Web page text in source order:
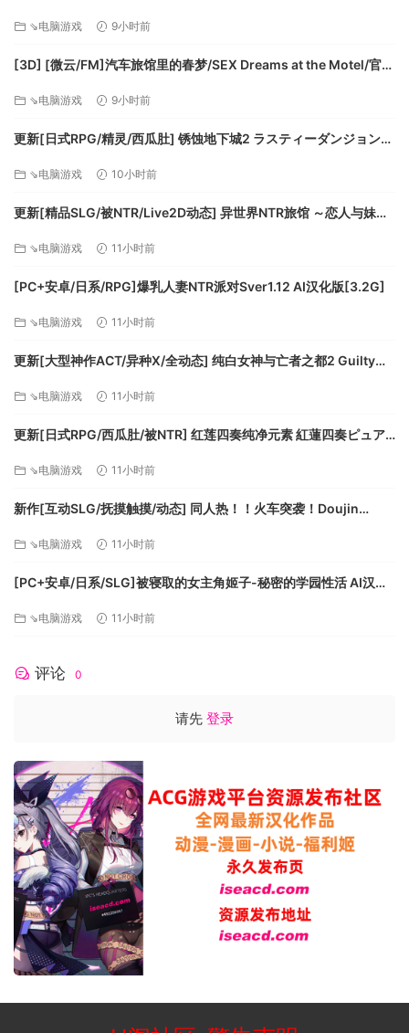
● 与众不同的“弹反类”动作游戏，获取极致的“打铁”体验。
● 杂糅了写意画、水彩画、油画技法等多种表现手法的国风美
术。
● 抗倭将领、中日海盗、朝廷等诸多势力中的历史人物都将现
身。
● 物产丰盛的烹饪系统，在战斗之余领略中式餐食的魅力。
⇘电脑游戏 9小时前
[3D] [微云/FM]汽车旅馆里的春梦/SEX Dreams at the Motel/官中
⇘电脑游戏 9小时前
更新[日式RPG/精灵/西瓜肚] 锈蚀地下城2 ラスティーダンジョン2
⇘电脑游戏 10小时前
更新[精品SLG/被NTR/Live2D动态] 异世界NTR旅馆 ～恋人与妹妹
⇘电脑游戏 11小时前
[PC+安卓/日系/RPG]爆乳人妻NTR派对Sver1.12 AI汉化版[3.2G]
⇘电脑游戏 11小时前
更新[大型神作ACT/异种X/全动态] 纯白女神与亡者之都2 Guilty
⇘电脑游戏 11小时前
更新[日式RPG/西瓜肚/被NTR] 红莲四奏纯净元素 紅蓮四奏ピュア
⇘电脑游戏 11小时前
新作[互动SLG/抚摸触摸/动态] 同人热！！火车突袭！Doujin
⇘电脑游戏 11小时前
[PC+安卓/日系/SLG]被寝取的女主角姬子-秘密的学园性活 AI汉化
⇘电脑游戏 11小时前
评论 0
请先 登录